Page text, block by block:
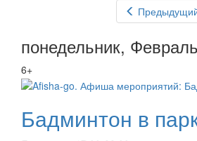
понедельник,
6+
Бадминтон в